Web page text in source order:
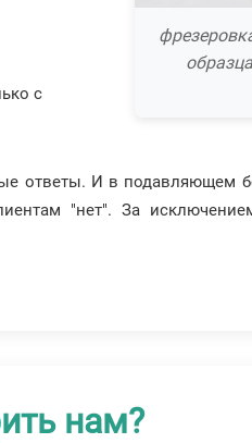
с
ответы. И в подавляющем
"нет". За
нам?